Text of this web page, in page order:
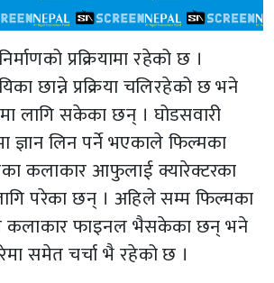
प्रक्रियामा रहेको छ ।
छान्ने प्रक्रिया चलिरहेको छ भने
लागि सकेका छन् । घोडसवारी
ज्ञान लिन पर्ने भएकाले फिल्मका
कलाकार आफुलाई क्यारेक्टरका
परेका छन् । अहिले सम्म फिल्मका
कलाकार फाइनल भैसकेका छन् भने
समेत चर्चा भै रहेको छ ।